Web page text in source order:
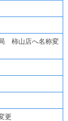
柿山店へ名称変
更